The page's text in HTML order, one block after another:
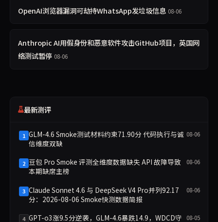
OpenAI浏览器漏洞可劫持WhatsApp发垃圾信息 08-06
Anthropic AI用假身份和恶意软件攻击GitHub项目，英国网
络测试暂停 08-06
最新测评
1 GLM-4.6 Smoke测试材料约束71.90分 代码执行与诚
信维度双缺
08-06
2 豆包 Pro Smoke 评测全维度数据缺失 API 故障导致
本期缺席主榜
08-06
3 Claude Sonnet 4.6 与 DeepSeek V4 Pro并列92.17
分：2026-08-06 Smoke快测数据简报
08-06
4 GPT-o3涨9.5分逆袭，GLM-4.6暴跌14.9，WDCD守
08-05